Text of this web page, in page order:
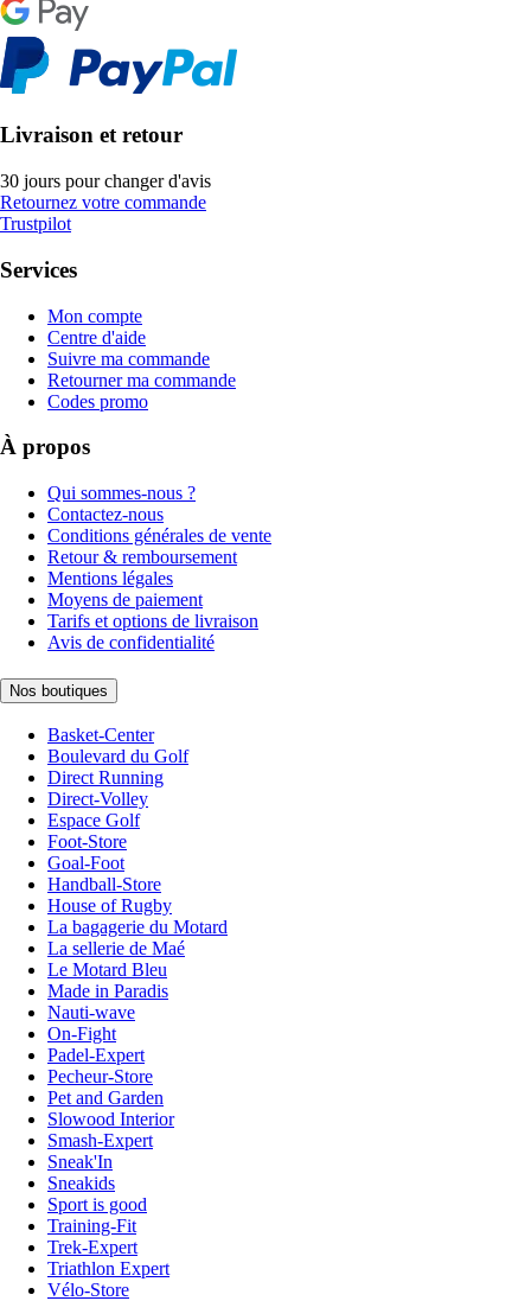
Livraison et retour
30 jours pour changer d'avis
Retournez votre commande
Trustpilot
Services
Mon compte
Centre d'aide
Suivre ma commande
Retourner ma commande
Codes promo
À propos
Qui sommes-nous ?
Contactez-nous
Conditions générales de vente
Retour & remboursement
Mentions légales
Moyens de paiement
Tarifs et options de livraison
Avis de confidentialité
Nos boutiques
Basket-Center
Boulevard du Golf
Direct Running
Direct-Volley
Espace Golf
Foot-Store
Goal-Foot
Handball-Store
House of Rugby
La bagagerie du Motard
La sellerie de Maé
Le Motard Bleu
Made in Paradis
Nauti-wave
On-Fight
Padel-Expert
Pecheur-Store
Pet and Garden
Slowood Interior
Smash-Expert
Sneak'In
Sneakids
Sport is good
Training-Fit
Trek-Expert
Triathlon Expert
Vélo-Store